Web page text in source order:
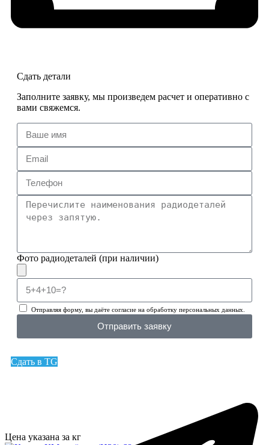
Сдать детали
Заполните заявку, мы произведем расчет и оперативно с
вами свяжемся.
Фото радиодеталей (при наличии)
Отправляя форму, вы даёте согласие на обработку персональных данных.
Отправить заявку
Сдать в TG
Цена указана за кг